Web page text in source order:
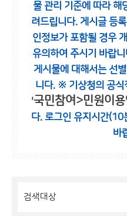
물 관리 기준에 따라 해
려드립니다. 게시글 등
인정보가 포함될 경우
유의하여 주시기 바랍니
게시물에 대해서는 선
니다. ※ 기상청의 공식
'국민참여>민원이용
다. 로그인 유지시간(10
바